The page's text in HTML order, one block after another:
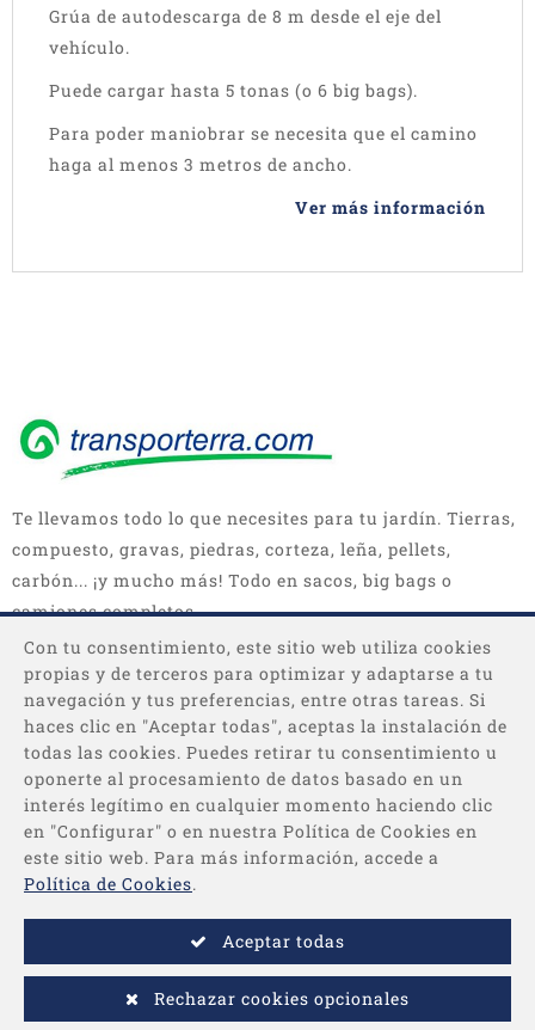
Grúa de autodescarga de 8 m desde el eje del
vehículo.
Puede cargar hasta 5 tonas (o 6 big bags).
Para poder maniobrar se necesita que el camino
haga al menos 3 metros de ancho.
Ver más información
Te llevamos todo lo que necesites para tu jardín. Tierras,
compuesto, gravas, piedras, corteza, leña, pellets,
carbón... ¡y mucho más! Todo en sacos, big bags o
camiones completos.
Categorías
Información
Con tu consentimiento, este sitio web utiliza cookies
propias y de terceros para optimizar y adaptarse a tu
navegación y tus preferencias, entre otras tareas. Si
haces clic en "Aceptar todas", aceptas la instalación de
todas las cookies. Puedes retirar tu consentimiento u
oponerte al procesamiento de datos basado en un
interés legítimo en cualquier momento haciendo clic
en "Configurar" o en nuestra Política de Cookies en
este sitio web. Para más información, accede a
Política de Cookies.
Aceptar todas
Rechazar cookies opcionales